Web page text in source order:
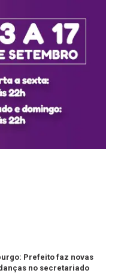
Prefeito faz novas
no secretariado